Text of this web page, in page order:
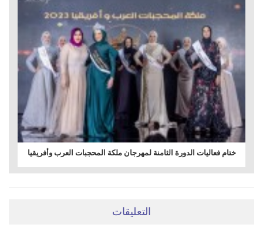
ختام فعاليات الدورة الثامنة لمهرجان ملكة المحجبات العرب وأفريقيا
التعليقات